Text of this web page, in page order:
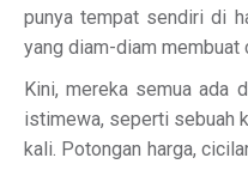
punya tempat sendiri di
yang diam-diam membuat
Kini, mereka semua ada
istimewa, seperti sebuah
kali. Potongan harga,